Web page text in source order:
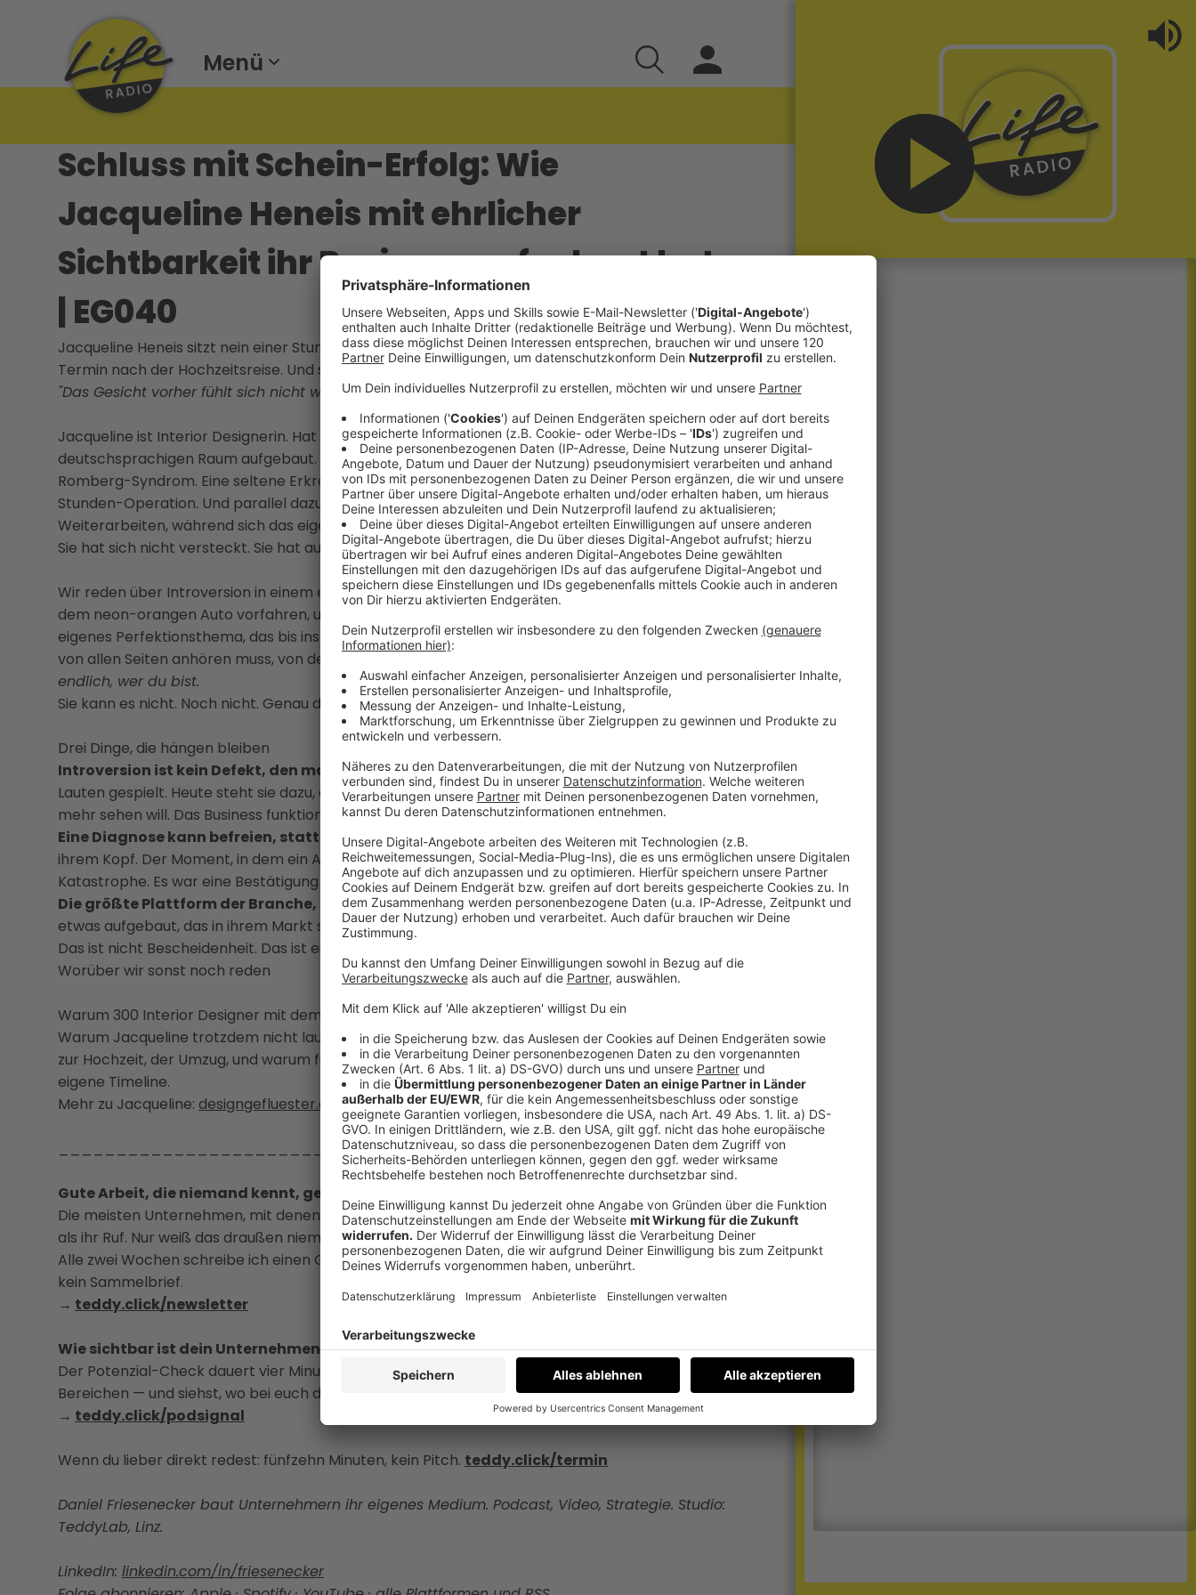
Menü
Schluss mit Schein-Erfolg: Wie
Jacqueline Heneis mit ehrlicher
Sichtbarkeit ihr Business aufgebaut hat.
| EG040
Jacqueline Heneis sitzt nein einer Stunde und 24 Minuten Autofahrt bei mir im Studio. Erster
Termin nach der Hochzeitsreise. Und sie sagt einen Satz, der die ganze Folge trägt:
"Das Gesicht vorher fühlt sich nicht wirklich nach mir an."
Jacqueline ist Interior Designerin. Hat die größte Online-Plattform für Interior Designer im
deutschsprachigen Raum aufgebaut. Und mitten im Aufbau bekommt sie die Diagnose Parry-
Romberg-Syndrom. Eine seltene Erkrankung, die ihr Gesicht über Jahre verändert hat. Eine 14-
Stunden-Operation. Und parallel dazu: Kundengespräche, Community, Social Media.
Weiterarbeiten, während sich das eigene Gesicht verändert.
Sie hat sich nicht versteckt. Sie hat auch nicht geschrien. Beides nicht.
Wir reden über Introversion in einem extrovertierten Geschäft. Über die Rolex-Typen, die mit
dem neon-orangen Auto vorfahren, und warum beide von uns davor zurückschrecken. Über ihr
eigenes Perfektionsthema, das bis ins Hotelzimmer reicht. Und über den einen Satz, den sie sich
von allen Seiten anhören muss, von der Social-Media-Managerin bis zur PR-Beraterin:
endlich, wer du bist.
Sie kann es nicht. Noch nicht. Genau darüber reden wir.
Drei Dinge, die hängen bleiben
Introversion ist kein Defekt, den man wegtrainiert.Jacqueline hat jahrelang die Rolle der
Lauten gespielt. Heute steht sie dazu, dass sie nach einem Live-Event leer ist und niemanden
mehr sehen will. Das Business funktioniert trotzdem. Manchmal gerade deswegen.
Eine Diagnose kann befreien, statt zu zerstören.Jahrelang hat sie gehört, es sei alles nur in
ihrem Kopf. Der Moment, in dem ein Arzt sagt, da ist tatsächlich etwas, war für sie keine
Katastrophe. Es war eine Bestätigung der eigenen Wahrnehmung.
Die größte Plattform der Branche, und trotzdem schweigt sie darüber.Jacqueline hat
etwas aufgebaut, das in ihrem Markt seinesgleichen sucht. Und erzählt es niemandem von selbst.
Das ist nicht Bescheidenheit. Das ist eine Geschichte, die wir live im Gespräch aufdröseln.
Worüber wir sonst noch reden
Warum 300 Interior Designer mit demselben Coaching-Skript am Ende alle gleich klingen.
Warum Jacqueline trotzdem nicht laut wird, um sich abzuheben. Die Auswanderung nach Italien
zur Hochzeit, der Umzug, und warum für sie nichts davon ein Neustart war, sondern einfach ihre
eigene Timeline.
Mehr zu Jacqueline: designgefluester.com
_________________________________________________
Gute Arbeit, die niemand kennt, gewinnt keinen Markt.
Die meisten Unternehmen, mit denen ich arbeite, haben kein Qualitätsproblem. Sie sind besser
als ihr Ruf. Nur weiß das draußen niemand.
Alle zwei Wochen schreibe ich einen Gedanken darüber, wie sich das ändern lässt. Ein Thema,
kein Sammelbrief.
→ teddy.click/newsletter
Wie sichtbar ist dein Unternehmen wirklich?
Der Potenzial-Check dauert vier Minuten. Danach hast du einen Report mit einer Zahl und fünf
Bereichen — und siehst, wo bei euch draußen nichts ankommt. Kein Verkaufsgespräch.
→ teddy.click/podsignal
Wenn du lieber direkt redest: fünfzehn Minuten, kein Pitch. teddy.click/termin
Daniel Friesenecker baut Unternehmern ihr eigenes Medium. Podcast, Video, Strategie. Studio:
TeddyLab, Linz.
LinkedIn: linkedin.com/in/friesenecker